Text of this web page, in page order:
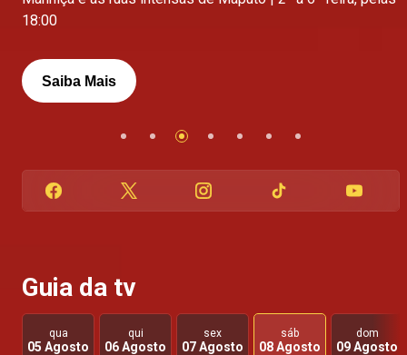
18:00
Saiba Mais
Saiba Mais
Saiba mais
Saiba Mais
Guia da tv
qua
05 Agosto
qui
06 Agosto
sex
07 Agosto
sáb
08 Agosto
dom
09 Agosto